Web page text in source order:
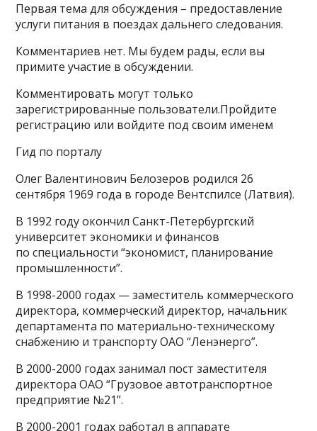
Первая тема для обсуждения – предоставление
услуги питания в поездах дальнего следования.
Комментариев нет. Мы будем рады, если вы
примите участие в обсуждении.
Комментировать могут только
зарегистрированные пользователи.Пройдите
регистрацию или войдите под своим именем
Гид по порталу
Олег Валентинович Белозеров родился 26
сентября 1969 года в городе Вентспилсе (Латвия).
В 1992 году окончил Санкт-Петербургский
университет экономики и финансов
по специальности “экономист, планирование
промышленности”.
В 1998-2000 годах — заместитель коммерческого
директора, коммерческий директор, начальник
департамента по материально-техническому
снабжению и транспорту ОАО “Ленэнерго”.
В 2000-2000 годах занимал пост заместителя
директора ОАО “Грузовое автотранспортное
предприятие №21”.
В 2000-2001 годах работал в аппарате